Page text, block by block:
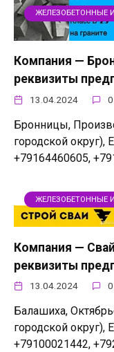
ЖЕЛЕЗОБЕТОННЫЕ
Компания —
реквизиты
13.04.2024 0
Бронницы,
городской округ),
+79164460605,
ЖЕЛЕЗОБЕТОННЫЕ
Компания —
реквизиты
13.04.2024 0
Балашиха,
городской округ),
+79100021442,